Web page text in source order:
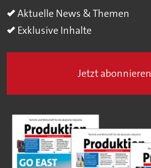
Aktuelle News & Themen
Exklusive Inhalte
Jetzt abonnieren